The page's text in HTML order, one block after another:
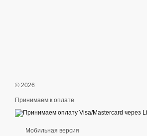
© 2026
Принимаем к оплате
Мобильная версия